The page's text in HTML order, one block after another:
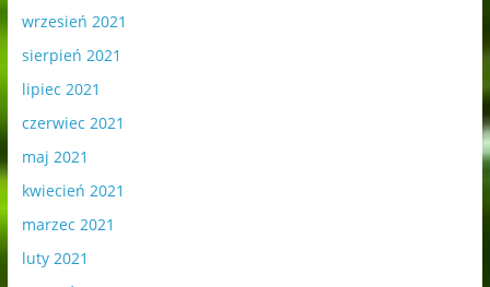
wrzesień 2021
sierpień 2021
lipiec 2021
czerwiec 2021
maj 2021
kwiecień 2021
marzec 2021
luty 2021